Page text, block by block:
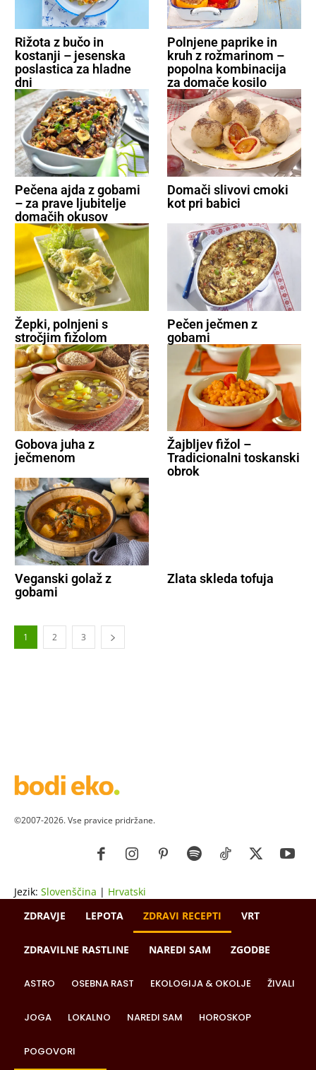
Rižota z bučo in
kostanji – jesenska
poslastica za hladne
dni
Polnjene paprike in
kruh z rožmarinom –
popolna kombinacija
za domače kosilo
Pečena ajda z gobami
– za prave ljubitelje
domačih okusov
Domači slivovi cmoki
kot pri babici
Žepki, polnjeni s
stročjim fižolom
Pečen ječmen z
gobami
Gobova juha z
ječmenom
Žajbljev fižol –
Tradicionalni toskanski
obrok
Veganski golaž z
gobami
Zlata skleda tofuja
1 2 3
©2007-2026. Vse pravice pridržane.
Jezik: Slovenščina | Hrvatski
ZDRAVJE
LEPOTA ZDRAVI RECEPTI VRT
ZDRAVILNE RASTLINE NAREDI SAM ZGODBE
ASTRO OSEBNA RAST EKOLOGIJA & OKOLJE ŽIVALI
JOGA LOKALNO NAREDI SAM HOROSKOP
POGOVORI